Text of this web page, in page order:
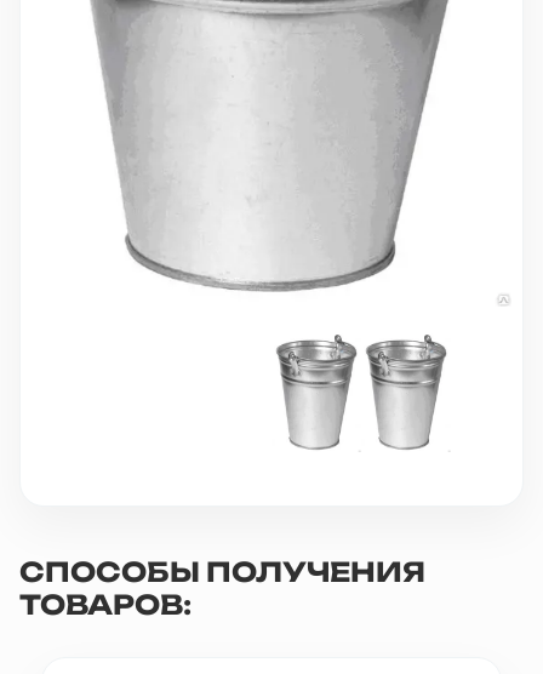
+7(495) 988-86-47
sales@stroyholding.ru
Телеграм
СПОСОБЫ ПОЛУЧЕНИЯ
ТОВАРОВ: